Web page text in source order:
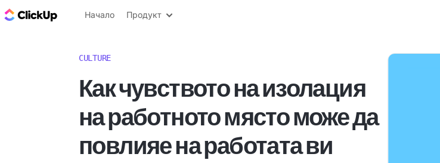
ClickUp блог
Начало Продукт
CULTURE
Как чувството на изолация
на работното място може да
повлияе на работата ви